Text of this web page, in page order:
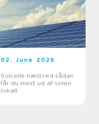
02. June 2026
Solcelle næstved sådan
får du mest ud af solen
lokalt